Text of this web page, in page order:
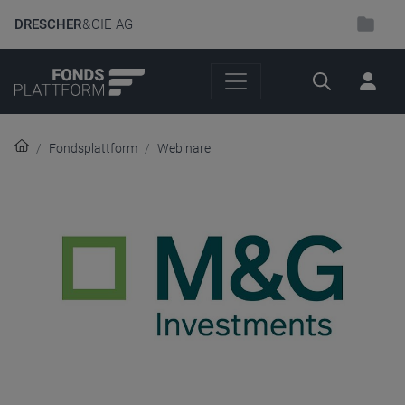
DRESCHER& CIE AG
Suche
Fondsplattform Webinare